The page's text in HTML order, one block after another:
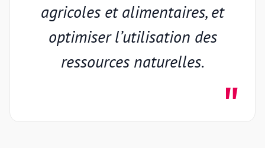
agricoles et alimentaires, et
optimiser l’utilisation des
ressources naturelles.